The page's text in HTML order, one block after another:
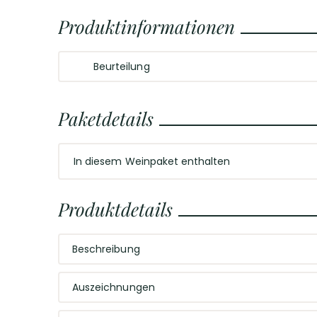
Produktinformationen
Beurteilung
sehr markanter Pflaumen-Note, dazu gesellen sich
Vanillearomen. Am Gaumen rund und reich an
Paketdetails
In diesem Weinpaket enthalten
Produktdetails
Beschreibung
Das Geschmackswunder Italiens! Endlich ist es so
Auszeichnungen